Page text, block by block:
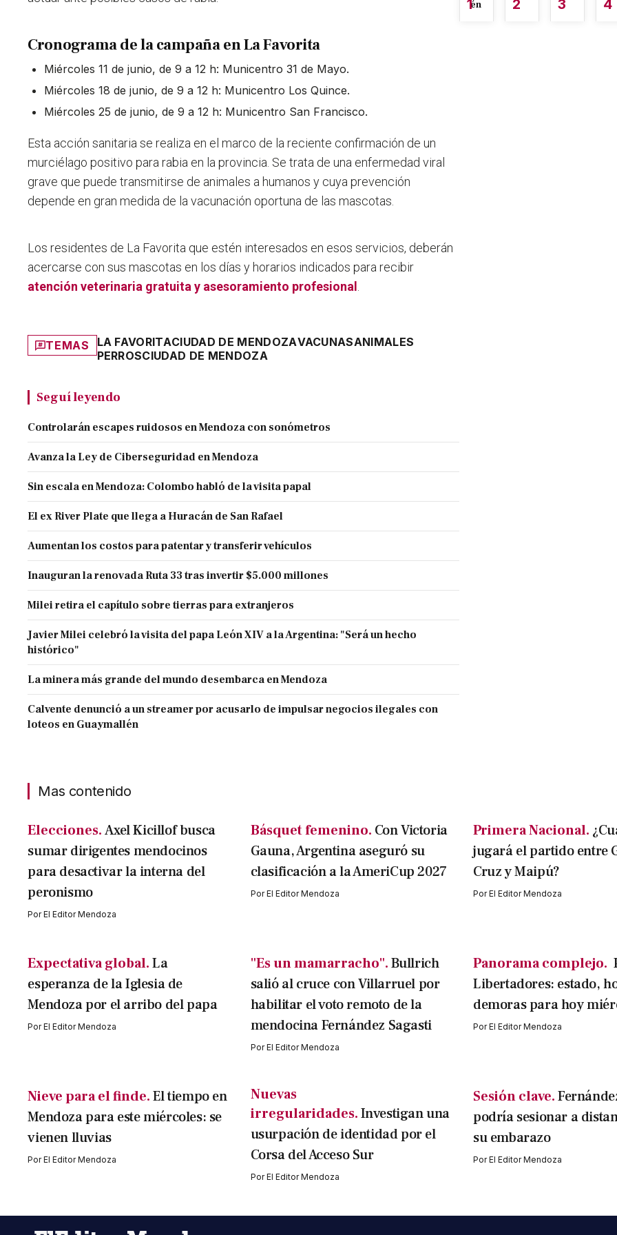
Cronograma de la campaña en La Favorita
Miércoles 11 de junio, de 9 a 12 h: Municentro 31 de Mayo.
Miércoles 18 de junio, de 9 a 12 h: Municentro Los Quince.
Miércoles 25 de junio, de 9 a 12 h: Municentro San Francisco.
Esta acción sanitaria se realiza en el marco de la reciente confirmación de un
murciélago positivo para rabia en la provincia. Se trata de una enfermedad viral
grave que puede transmitirse de animales a humanos y cuya prevención
depende en gran medida de la vacunación oportuna de las mascotas.
Los residentes de La Favorita que estén interesados en esos servicios, deberán
acercarse con sus mascotas en los días y horarios indicados para recibir
atención veterinaria gratuita y asesoramiento profesional .
TEMAS LA FAVORITACIUDAD DE MENDOZAVACUNASANIMALES
PERROSCIUDAD DE MENDOZA
Seguí leyendo
Controlarán escapes ruidosos en Mendoza con sonómetros
Avanza la Ley de Ciberseguridad en Mendoza
Sin escala en Mendoza: Colombo habló de la visita papal
El ex River Plate que llega a Huracán de San Rafael
Aumentan los costos para patentar y transferir vehículos
Inauguran la renovada Ruta 33 tras invertir $5.000 millones
Milei retira el capítulo sobre tierras para extranjeros
Javier Milei celebró la visita del papa León XIV a la Argentina: "Será un hecho
histórico"
La minera más grande del mundo desembarca en Mendoza
Calvente denunció a un streamer por acusarlo de impulsar negocios ilegales con
loteos en Guaymallén
én
1 2 3 4
Mas contenido
Elecciones. Axel Kicillof busca
sumar dirigentes mendocinos
para desactivar la interna del
peronismo
PorEl Editor Mendoza
Básquet femenino. Con Victoria
Gauna, Argentina aseguró su
clasificación a la AmeriCup 2027
PorEl Editor Mendoza
Primera Nacional.
jugará el partido entre
Cruz y Maipú?
PorEl Editor Mendoza
Expectativa global. La
esperanza de la Iglesia de
Mendoza por el arribo del papa
PorEl Editor Mendoza
"Es un mamarracho".Bullrich
salió al cruce con Villarruel por
habilitar el voto remoto de la
mendocina Fernández Sagasti
PorEl Editor Mendoza
Panorama complejo.
Libertadores: estado,
demoras para hoy
PorEl Editor Mendoza
Nieve para el finde. El tiempo en
Mendoza para este miércoles: se
vienen lluvias
PorEl Editor Mendoza
Nuevas
irregularidades.Investigan una
usurpación de identidad por el
Corsa del Acceso Sur
PorEl Editor Mendoza
Sesión clave.
podría sesionar a
su embarazo
PorEl Editor Mendoza